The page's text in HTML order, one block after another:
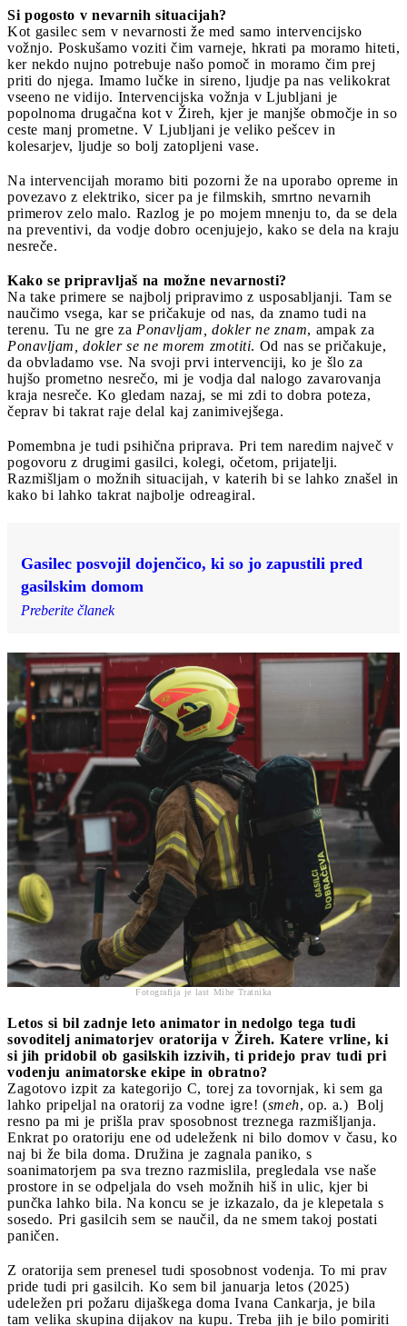
Si pogosto v nevarnih situacijah?
Kot gasilec sem v nevarnosti že med samo intervencijsko
vožnjo. Poskušamo voziti čim varneje, hkrati pa moramo hiteti,
ker nekdo nujno potrebuje našo pomoč in moramo čim prej
priti do njega. Imamo lučke in sireno, ljudje pa nas velikokrat
vseeno ne vidijo. Intervencijska vožnja v Ljubljani je
popolnoma drugačna kot v Žireh, kjer je manjše območje in so
ceste manj prometne. V Ljubljani je veliko pešcev in
kolesarjev, ljudje so bolj zatopljeni vase.
Na intervencijah moramo biti pozorni že na uporabo opreme in
povezavo z elektriko, sicer pa je filmskih, smrtno nevarnih
primerov zelo malo. Razlog je po mojem mnenju to, da se dela
na preventivi, da vodje dobro ocenjujejo, kako se dela na kraju
nesreče.
Kako se pripravljaš na možne nevarnosti?
Na take primere se najbolj pripravimo z usposabljanji. Tam se
naučimo vsega, kar se pričakuje od nas, da znamo tudi na
terenu. Tu ne gre za Ponavljam, dokler ne znam, ampak za
Ponavljam, dokler se ne morem zmotiti. Od nas se pričakuje,
da obvladamo vse. Na svoji prvi intervenciji, ko je šlo za
hujšo prometno nesrečo, mi je vodja dal nalogo zavarovanja
kraja nesreče. Ko gledam nazaj, se mi zdi to dobra poteza,
čeprav bi takrat raje delal kaj zanimivejšega.
Pomembna je tudi psihična priprava. Pri tem naredim največ v
pogovoru z drugimi gasilci, kolegi, očetom, prijatelji.
Razmišljam o možnih situacijah, v katerih bi se lahko znašel in
kako bi lahko takrat najbolje odreagiral.
Gasilec posvojil dojenčico, ki so jo zapustili pred
gasilskim domom
Preberite članek
Fotografija je last Mihe Tratnika
Letos si bil zadnje leto animator in nedolgo tega tudi
sovoditelj animatorjev oratorija v Žireh. Katere vrline, ki
si jih pridobil ob gasilskih izzivih, ti pridejo prav tudi pri
vodenju animatorske ekipe in obratno?
Zagotovo izpit za kategorijo C, torej za tovornjak, ki sem ga
lahko pripeljal na oratorij za vodne igre! (smeh, op. a.) Bolj
resno pa mi je prišla prav sposobnost treznega razmišljanja.
Enkrat po oratoriju ene od udeleženk ni bilo domov v času, ko
naj bi že bila doma. Družina je zagnala paniko, s
soanimatorjem pa sva trezno razmislila, pregledala vse naše
prostore in se odpeljala do vseh možnih hiš in ulic, kjer bi
punčka lahko bila. Na koncu se je izkazalo, da je klepetala s
sosedo. Pri gasilcih sem se naučil, da ne smem takoj postati
paničen.
Z oratorija sem prenesel tudi sposobnost vodenja. To mi prav
pride tudi pri gasilcih. Ko sem bil januarja letos (2025)
udeležen pri požaru dijaškega doma Ivana Cankarja, je bila
tam velika skupina dijakov na kupu. Treba jih je bilo pomiriti